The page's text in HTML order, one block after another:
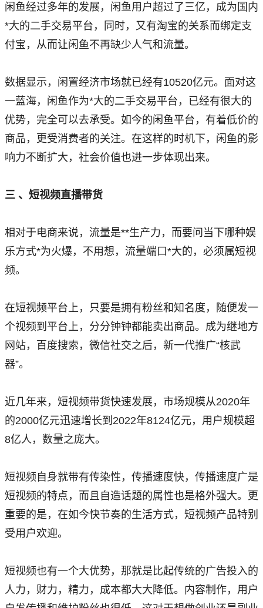
闲鱼经过多年的发展，闲鱼用户超过了三亿，成为国内
*大的二手交易平台，同时，又有淘宝的关系而绑定支
付宝，从而让闲鱼不再缺少人气和流量。
数据显示，闲置经济市场就已经有10520亿元。面对这
一蓝海，闲鱼作为*大的二手交易平台，已经有很大的
优势，完全可以去承受。如今的闲鱼平台，有着低价的
商品，更受消费者的关注。在这样的时机下，闲鱼的影
响力不断扩大，社会价值也进一步体现出来。
三 、短视频直播带货
相对于电商来说，流量是**生产力，而要问当下哪种娱
乐方式*为火爆，不用想，流量端口*大的，必须属短视
频。
在短视频平台上，只要是拥有粉丝和知名度，随便发一
个视频到平台上，分分钟钟都能卖出商品。成为继地方
网站，百度搜索，微信社交之后，新一代推广“核武
器”。
近几年来，短视频带货快速发展，市场规模从2020年
的2000亿元迅速增长到2022年8124亿元，用户规模超
8亿人，数量之庞大。
短视频自身就带有传染性，传播速度快，传播速度广是
短视频的特点，而且自造话题的属性也是格外强大。更
重要的是，在如今快节奏的生活方式，短视频产品特别
受用户欢迎。
短视频也有一个大优势，那就是比起传统的广告投入的
人力，财力，精力，成本都大大降低。内容制作，用户